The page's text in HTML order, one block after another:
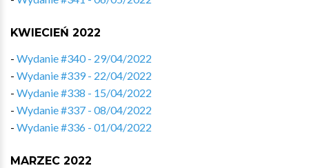
KWIECIEŃ 2022
- Wydanie #340 - 29/04/2022
- Wydanie #339 - 22/04/2022
- Wydanie #338 - 15/04/2022
- Wydanie #337 - 08/04/2022
- Wydanie #336 - 01/04/2022
MARZEC 2022